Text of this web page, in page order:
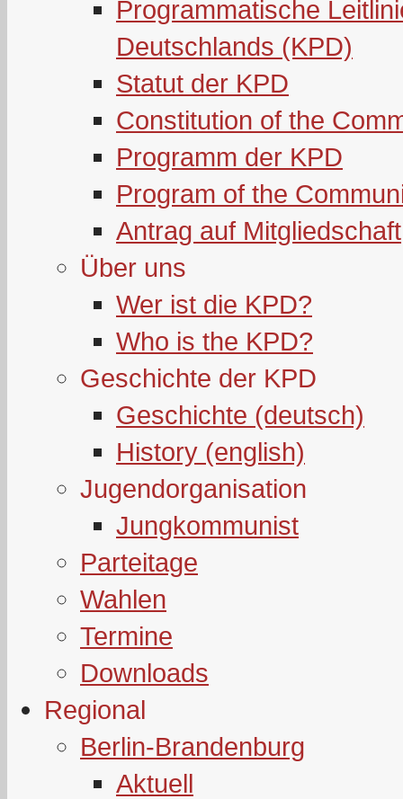
Programmatische
Deutschlands (KPD)
Statut der KPD
Constitution of the
Programm der KPD
Program of the
Antrag auf Mitgliedschaft
Über uns
Wer ist die KPD?
Who is the KPD?
Geschichte der KPD
Geschichte (deutsch)
History (english)
Jugendorganisation
Jungkommunist
Parteitage
Wahlen
Termine
Downloads
Regional
Berlin-Brandenburg
Aktuell